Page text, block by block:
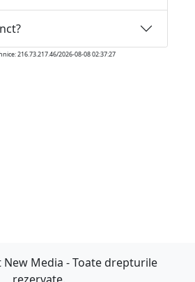
216.73.217.46/2026-08-08 02:37:27
Media - Toate drepturile